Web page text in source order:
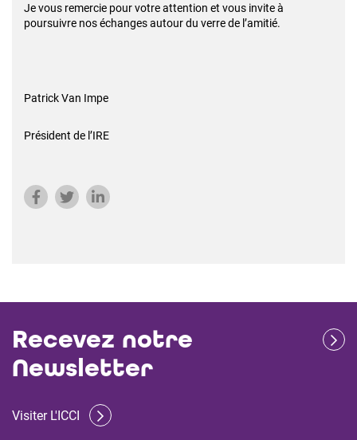
Je vous remercie pour votre attention et vous invite à
poursuivre nos échanges autour du verre de l’amitié.
Patrick Van Impe
Président de l’IRE
Recevez notre
Newsletter
Visiter L'ICCI